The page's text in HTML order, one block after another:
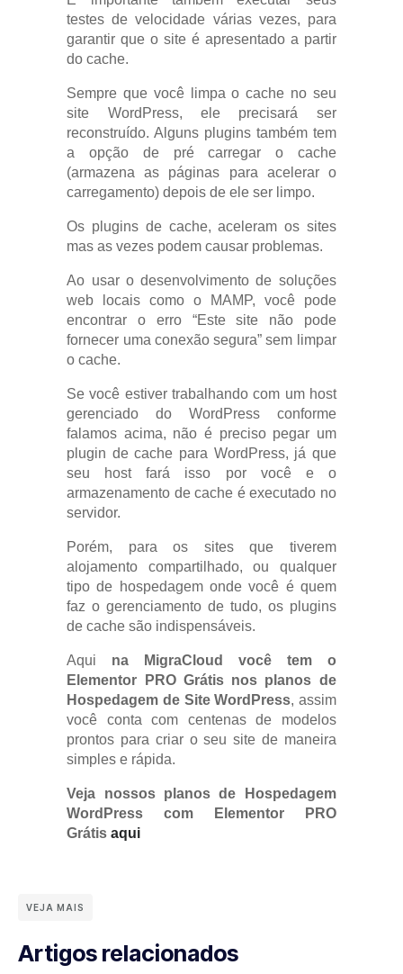
testes de velocidade várias vezes, para
garantir que o site é apresentado a partir
do cache.
Sempre que você limpa o cache no seu
site WordPress, ele precisará ser
reconstruído. Alguns plugins também tem
a opção de pré carregar o cache
(armazena as páginas para acelerar o
carregamento) depois de ele ser limpo.
Os plugins de cache, aceleram os sites
mas as vezes podem causar problemas.
Ao usar o desenvolvimento de soluções
web locais como o MAMP, você pode
encontrar o erro “Este site não pode
fornecer uma conexão segura” sem limpar
o cache.
Se você estiver trabalhando com um host
gerenciado do WordPress conforme
falamos acima, não é preciso pegar um
plugin de cache para WordPress, já que
seu host fará isso por você e o
armazenamento de cache é executado no
servidor.
Porém, para os sites que tiverem
alojamento compartilhado, ou qualquer
tipo de hospedagem onde você é quem
faz o gerenciamento de tudo, os plugins
de cache são indispensáveis.
Aqui na MigraCloud você tem o
Elementor PRO Grátis nos planos de
Hospedagem de Site WordPress, assim
você conta com centenas de modelos
prontos para criar o seu site de maneira
simples e rápida.
Veja nossos planos de Hospedagem
WordPress com Elementor PRO
Grátisaqui
VEJA MAIS
Artigos relacionados